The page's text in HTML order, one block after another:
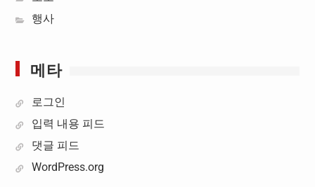
행사
메타
로그인
입력 내용 피드
댓글 피드
WordPress.org